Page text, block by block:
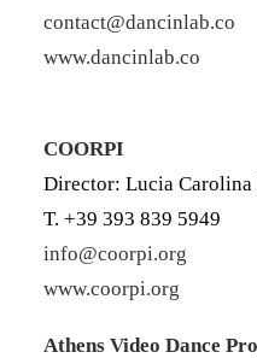
contact@dancinlab.co
www.dancinlab.co
COORPI
Director: Lucia Carolina
T. +39 393 839 5949
info@coorpi.org
www.coorpi.org
Athens Video Dance